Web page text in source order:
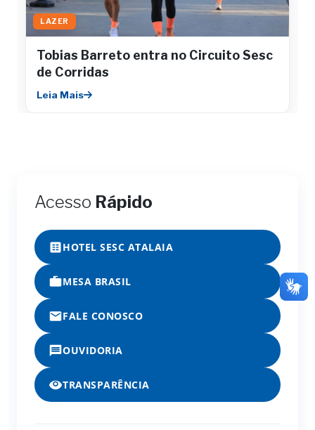
LAZER
Tobias Barreto entra no Circuito Sesc
de Corridas
Leia Mais
Acesso Rápido
HOTEL SESC ATALAIA
MESA BRASIL
FALE CONOSCO
OUVIDORIA
TRANSPARÊNCIA